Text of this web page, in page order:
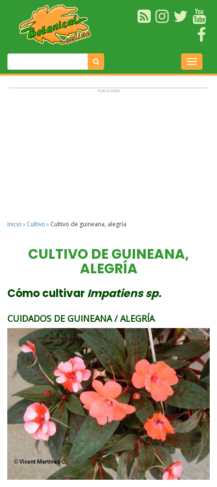
Inicio › Cultivo › Cultivo de guineana, alegría
CULTIVO DE GUINEANA,
ALEGRÍA
Cómo cultivarImpatiens sp.
CUIDADOS DE GUINEANA / ALEGRÍA